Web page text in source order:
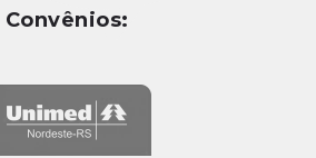
Convênios: